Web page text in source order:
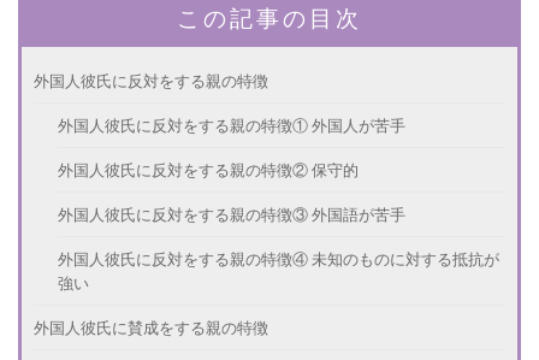
この記事の目次
外国人彼氏に反対をする親の特徴
外国人彼氏に反対をする親の特徴① 外国人が苦手
外国人彼氏に反対をする親の特徴② 保守的
外国人彼氏に反対をする親の特徴③ 外国語が苦手
外国人彼氏に反対をする親の特徴④ 未知のものに対する抵抗が
強い
外国人彼氏に賛成をする親の特徴